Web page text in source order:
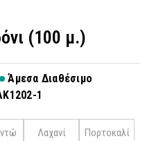
(100 μ.)
Άμεσα Διαθέσιμο
1
Λαχανί Πορτοκαλί